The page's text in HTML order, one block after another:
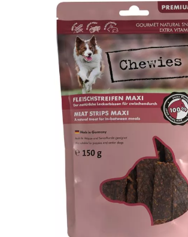
Die getreidefreien Chewies Fleischstreifen
bestehen aus gewolftem und schonend
Fleisch mit einem Extra an Vitamin C.
Herstellung in Deutschland bleiben die
Nährstoffe des Fleisches nahezu
äußerst köstlicher Snack für